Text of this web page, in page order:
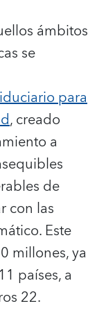
ámbitos
se
para
, creado
a
de
con las
Este
millones, ya
países, a
22.